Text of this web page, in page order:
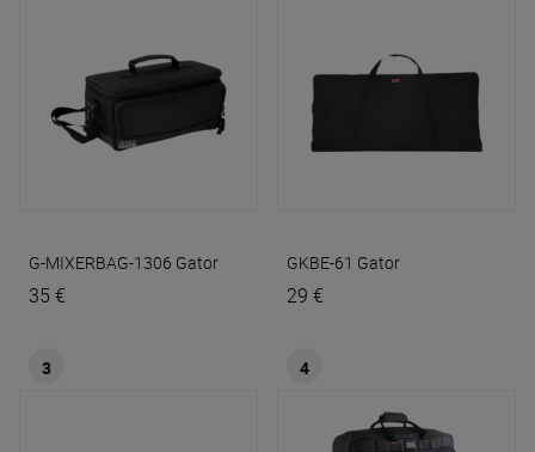
G-MIXERBAG-1306 Gator
35 €
GKBE-61 Gator
29 €
3 4